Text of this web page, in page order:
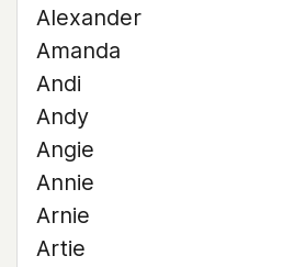
Alexander
Amanda
Andi
Andy
Angie
Annie
Arnie
Artie